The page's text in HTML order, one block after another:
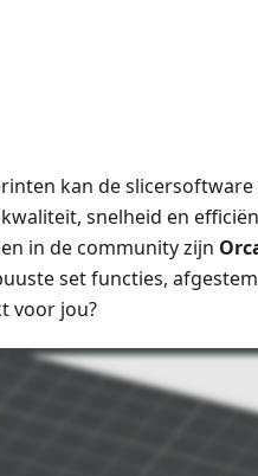
kan de
snelheid en
in de community zijn
set functies,
voor jou?